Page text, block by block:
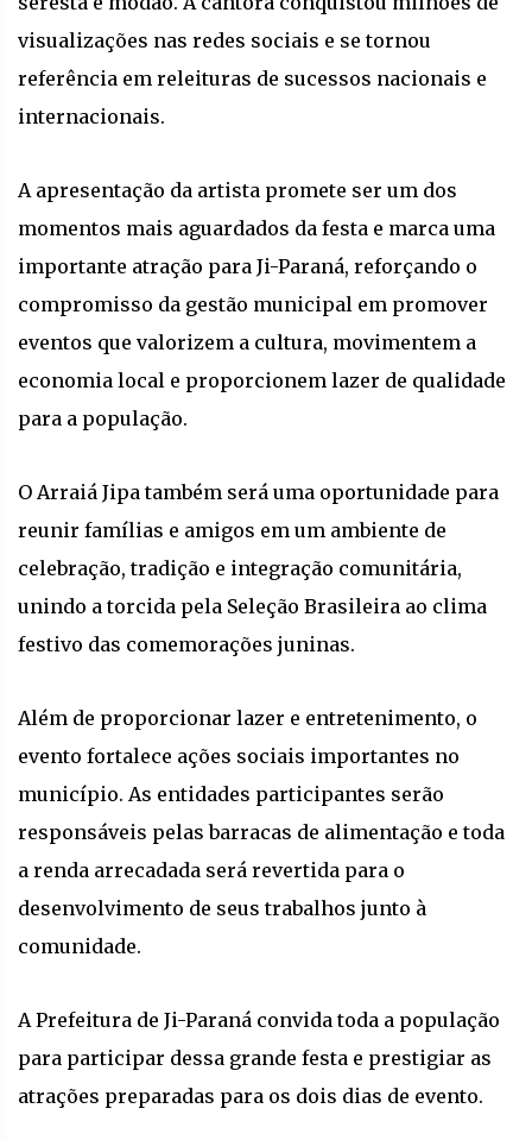
visualizações nas redes sociais e se tornou
referência em releituras de sucessos nacionais e
internacionais.
A apresentação da artista promete ser um dos
momentos mais aguardados da festa e marca uma
importante atração para Ji-Paraná, reforçando o
compromisso da gestão municipal em promover
eventos que valorizem a cultura, movimentem a
economia local e proporcionem lazer de qualidade
para a população.
O Arraiá Jipa também será uma oportunidade para
reunir famílias e amigos em um ambiente de
celebração, tradição e integração comunitária,
unindo a torcida pela Seleção Brasileira ao clima
festivo das comemorações juninas.
Além de proporcionar lazer e entretenimento, o
evento fortalece ações sociais importantes no
município. As entidades participantes serão
responsáveis pelas barracas de alimentação e toda
a renda arrecadada será revertida para o
desenvolvimento de seus trabalhos junto à
comunidade.
A Prefeitura de Ji-Paraná convida toda a população
para participar dessa grande festa e prestigiar as
atrações preparadas para os dois dias de evento.